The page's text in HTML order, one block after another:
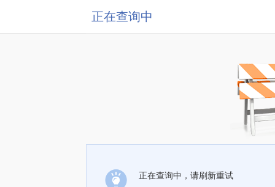
正在查询中
正在查询中，请刷新重试